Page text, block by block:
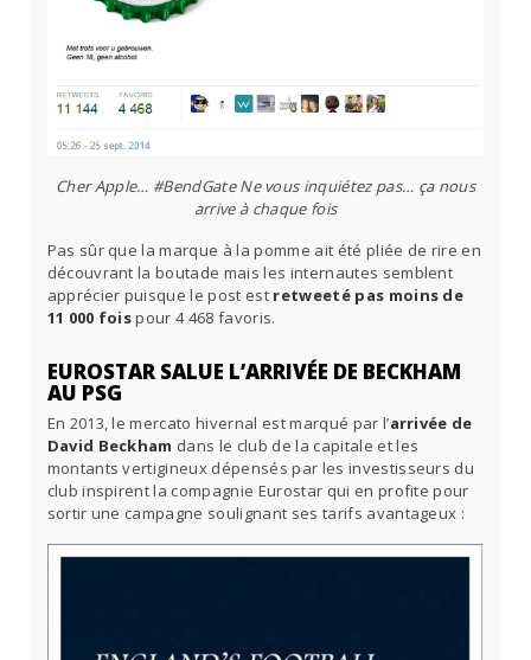
Cher Apple… #BendGate Ne vous inquiétez pas… ça nous
arrive à chaque fois
Pas sûr que la marque à la pomme ait été pliée de rire en
découvrant la boutade mais les internautes semblent
apprécier puisque le post est retweeté pas moins de
11 000 foispour 4 468 favoris.
EUROSTAR SALUE L’ARRIVÉE DE BECKHAM
AU PSG
En 2013, le mercato hivernal est marqué par l’arrivée de
David Beckham dans le club de la capitale et les
montants vertigineux dépensés par les investisseurs du
club inspirent la compagnie Eurostar qui en profite pour
sortir une campagne soulignant ses tarifs avantageux :